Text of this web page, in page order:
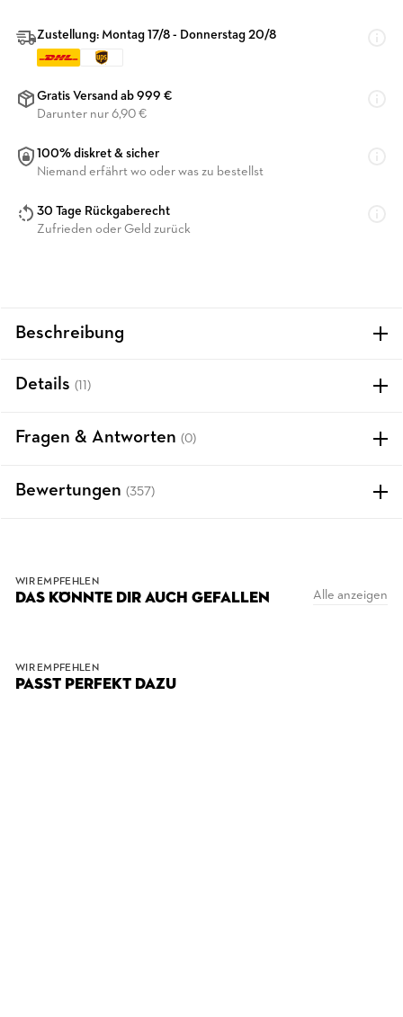
Zustellung: Montag 17/8 - Donnerstag 20/8
Gratis Versand ab 999 €
Darunter nur 6,90 €
100% diskret & sicher
Niemand erfährt wo oder was zu bestellst
30 Tage Rückgaberecht
Zufrieden oder Geld zurück
Beschreibung
Details (11)
Fragen & Antworten (0)
Bewertungen (357)
WIR EMPFEHLEN
DAS KÖNNTE DIR AUCH GEFALLEN Alle anzeigen
WIR EMPFEHLEN
PASST PERFEKT DAZU